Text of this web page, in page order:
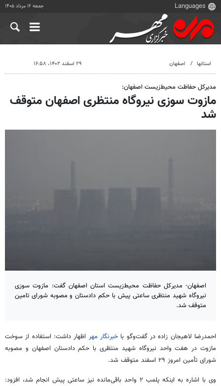
جمعه ۱۶ مرداد ۱۴۰۵
استانها اصفهان ۲۹ اسفند ۱۴۰۲، ۱۶:۵۸
مدیرکل حفاظت محیط‌زیست اصفهان:
مازوت سوزی نیروگاه منتظری اصفهان متوقف
شد
اصفهان- مدیرکل حفاظت محیط‌زیست استان اصفهان گفت: مازوت سوزی
نیروگاه شهید منتظری ساعتی پیش با حکم دادستان و مصوبه شورای تامین
متوقف شد.
احمدرضا لاهیجان زاده در گفت‌وگو با خبرنگار مهر اظهار داشت: استفاده از سوخت
مازوت در هفت واحد نیروگاه شهید منتظری با حکم دادستان اصفهان و مصوبه
شورای تأمین امروز ۲۹ اسفند متوقف شد.
وی با اشاره به اینکه پلمب ۲ واحد باقی‌مانده نیز ساعتی پیش انجام شد، افزود: